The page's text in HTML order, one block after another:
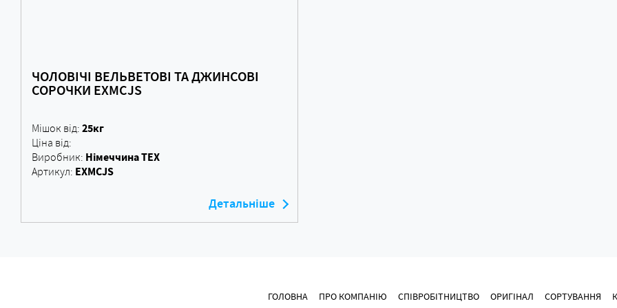
ЧОЛОВІЧІ ВЕЛЬВЕТОВІ ТА ДЖИНСОВІ
СОРОЧКИ EXMCJS
Мішок від: 25кг
Ціна від:
Виробник: Німеччина ТЕХ
Артикул: EXMCJS
Детальніше
ГОЛОВНА ПРО КОМПАНІЮ СПІВРОБІТНИЦТВО ОРИГІНАЛ СОРТУВАННЯ